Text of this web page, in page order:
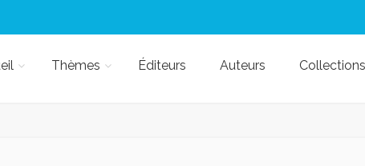
Thèmes Éditeurs Auteurs Collections